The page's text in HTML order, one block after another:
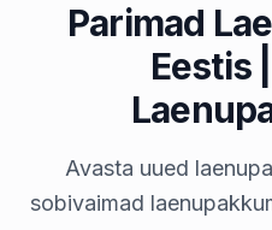
Parimad
Eestis
Avasta uued
sobivaimad